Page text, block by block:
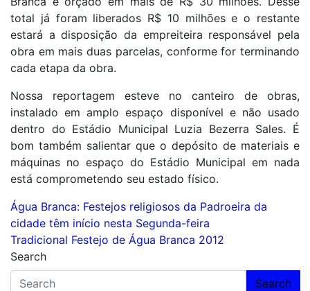
total já foram liberados R$ 10 milhões e o restante
estará a disposição da empreiteira responsável pela
obra em mais duas parcelas, conforme for terminando
cada etapa da obra.
Nossa reportagem esteve no canteiro de obras,
instalado em amplo espaço disponível e não usado
dentro do Estádio Municipal Luzia Bezerra Sales. É
bom também salientar que o depósito de materiais e
máquinas no espaço do Estádio Municipal em nada
está comprometendo seu estado físico.
Navegação
de
Post
Água Branca: Festejos religiosos da Padroeira da
cidade têm início nesta Segunda-feira
Tradicional Festejo de Água Branca 2012
Search
Search